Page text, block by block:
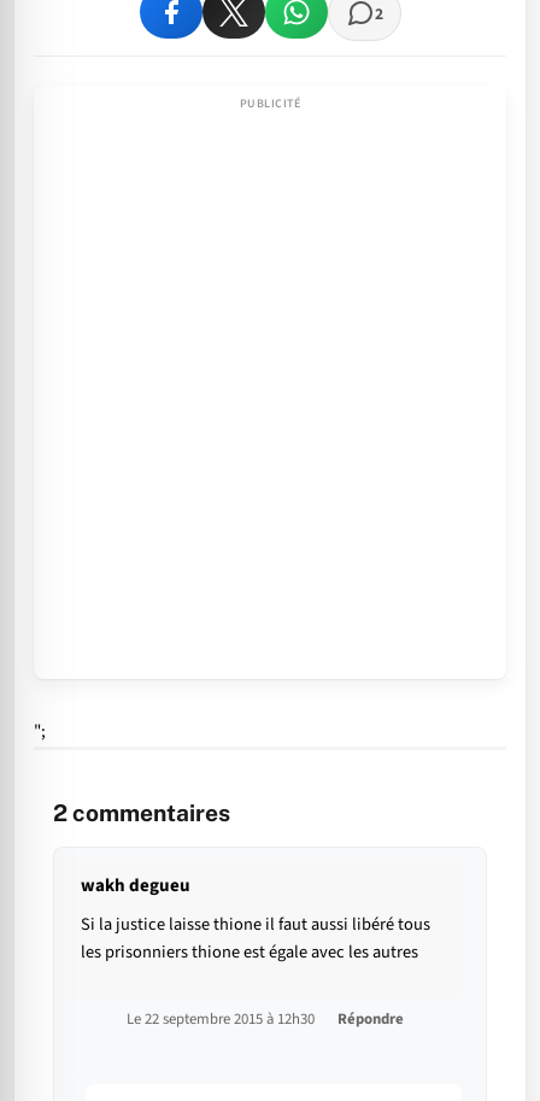
2
";
2commentaires
wakh degueu
Si la justice laisse thione il faut aussi libéré tous
les prisonniers thione est égale avec les autres
Le 22 septembre 2015 à 12h30 Répondre